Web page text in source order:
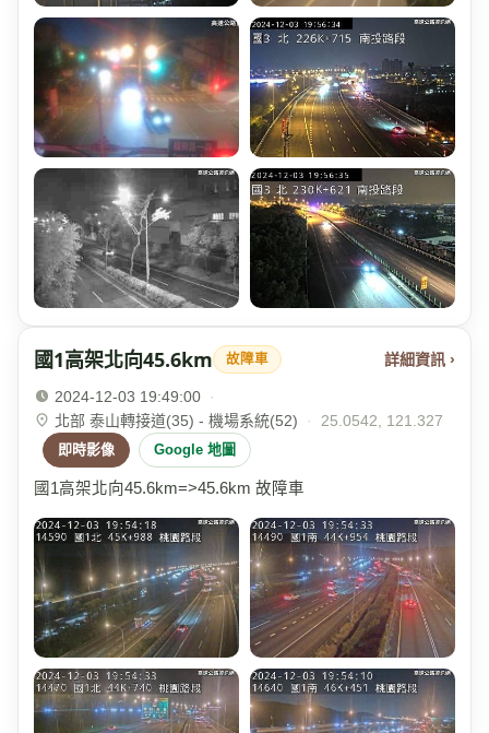
國1高架北向45.6km 故障車 詳細資訊 ›
2024-12-03 19:49:00
·
北部 泰山轉接道(35) - 機場系統(52)
· 25.0542, 121.327
即時影像 Google 地圖
國1高架北向45.6km=>45.6km 故障車